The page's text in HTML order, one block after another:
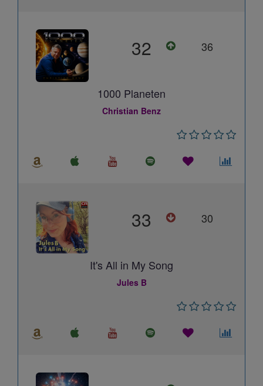
32 36
1000 Planeten
Christian Benz
33 30
It's All in My Song
Jules B